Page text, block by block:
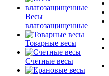
Весы
влагозащищенные
Товарные весы
Счетные весы